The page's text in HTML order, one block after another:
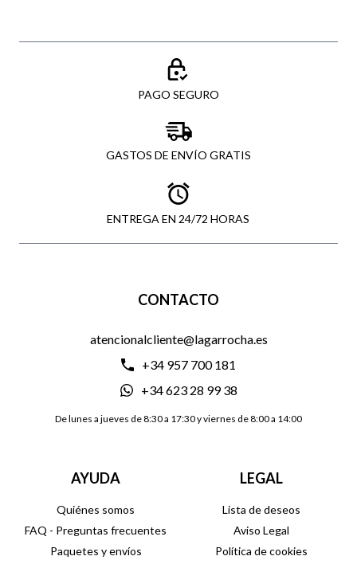
PAGO SEGURO
GASTOS DE ENVÍO GRATIS
ENTREGA EN 24/72 HORAS
CONTACTO
atencionalcliente@lagarrocha.es
+34 957 700 181
+34 623 28 99 38
De lunes a jueves de 8:30 a 17:30 y viernes de 8:00 a 14:00
AYUDA
Quiénes somos
FAQ - Preguntas frecuentes
Paquetes y envíos
LEGAL
Lista de deseos
Aviso Legal
Política de cookies